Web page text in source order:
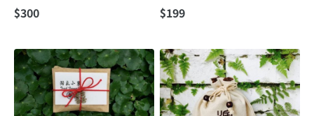
$300 $199